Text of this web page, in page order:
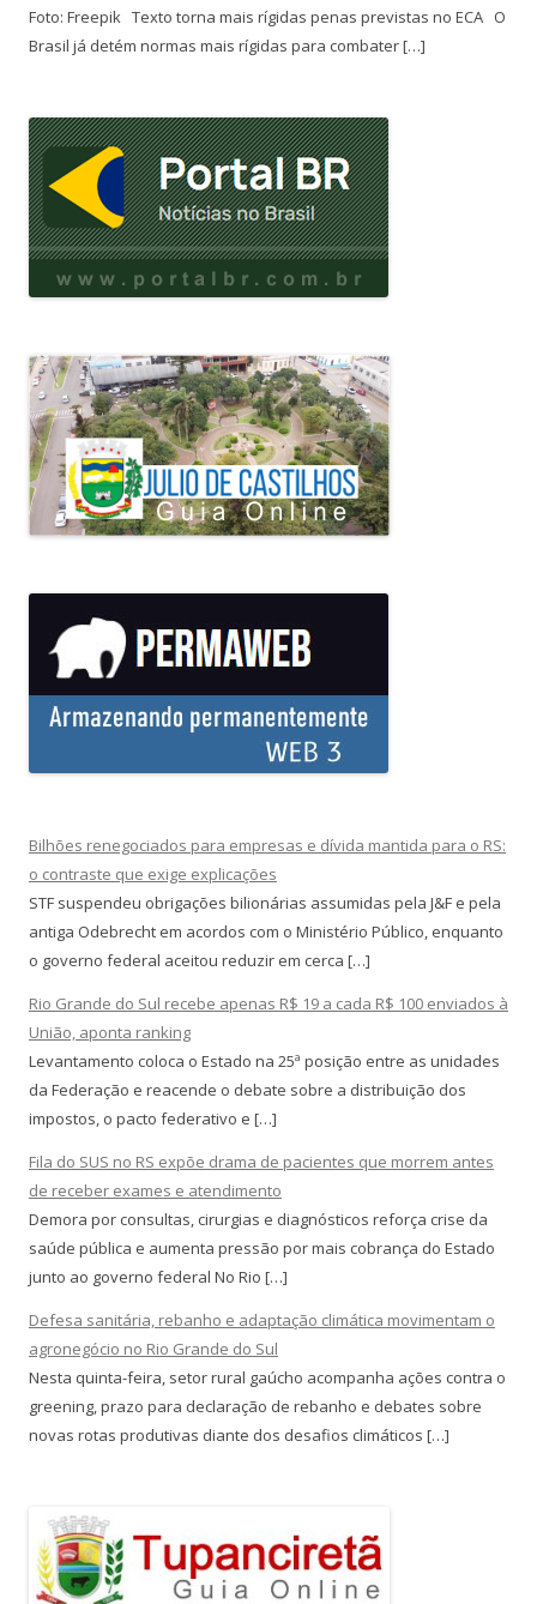
Foto: Freepik Texto torna mais rígidas penas previstas no ECA O
Brasil já detém normas mais rígidas para combater […]
Bilhões renegociados para empresas e dívida mantida para o RS:
o contraste que exige explicações
STF suspendeu obrigações bilionárias assumidas pela J&F e pela
antiga Odebrecht em acordos com o Ministério Público, enquanto
o governo federal aceitou reduzir em cerca […]
Rio Grande do Sul recebe apenas R$ 19 a cada R$ 100 enviados à
União, aponta ranking
Levantamento coloca o Estado na 25ª posição entre as unidades
da Federação e reacende o debate sobre a distribuição dos
impostos, o pacto federativo e […]
Fila do SUS no RS expõe drama de pacientes que morrem antes
de receber exames e atendimento
Demora por consultas, cirurgias e diagnósticos reforça crise da
saúde pública e aumenta pressão por mais cobrança do Estado
junto ao governo federal No Rio […]
Defesa sanitária, rebanho e adaptação climática movimentam o
agronegócio no Rio Grande do Sul
Nesta quinta-feira, setor rural gaúcho acompanha ações contra o
greening, prazo para declaração de rebanho e debates sobre
novas rotas produtivas diante dos desafios climáticos […]